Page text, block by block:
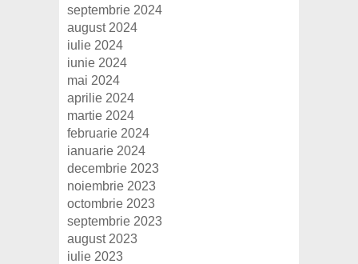
septembrie 2024
august 2024
iulie 2024
iunie 2024
mai 2024
aprilie 2024
martie 2024
februarie 2024
ianuarie 2024
decembrie 2023
noiembrie 2023
octombrie 2023
septembrie 2023
august 2023
iulie 2023